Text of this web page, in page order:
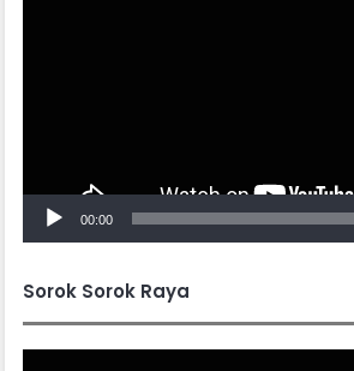
00:00
Sorok Sorok Raya